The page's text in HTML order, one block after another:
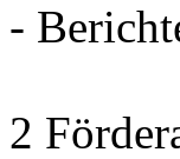
-
2